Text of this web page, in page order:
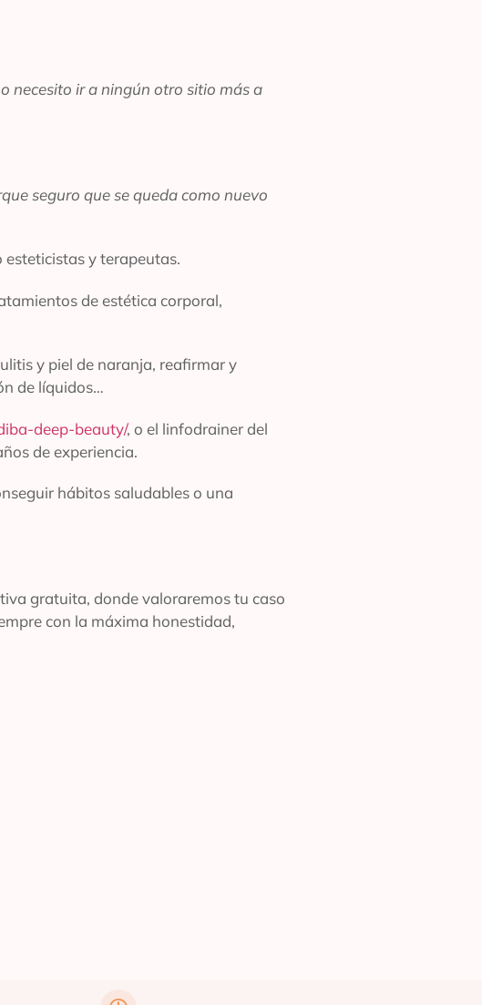
necesito ir a ningún otro sitio más a
seguro que se queda como nuevo
y terapeutas.
de estética corporal,
y piel de naranja, reafirmar y
de líquidos…
deep-beauty/, o el linfodrainer del
de experiencia.
hábitos saludables o una
gratuita, donde valoraremos tu caso
con la máxima honestidad,